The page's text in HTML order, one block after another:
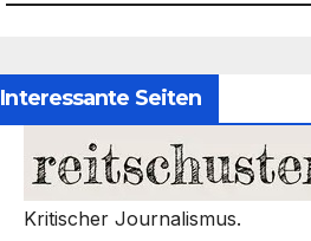
Interessante Seiten
Kritischer Journalismus.